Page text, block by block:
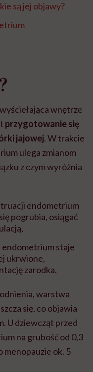
są jej objawy?
wnętrze
przygotowanie się
jajowej. W trakcie
ulega zmianom
z czym wyróżnia
endometrium
pogrubia, osiągać
endometrium staje
ukrwione,
zarodka.
warstwa
się, co objawia
U dziewcząt przed
na grubość od 0,3
menopauzie ok. 5